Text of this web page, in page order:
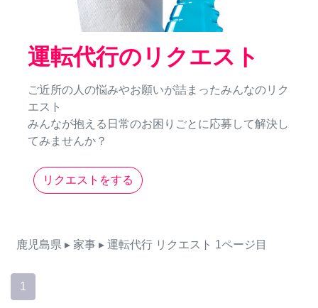
運転代行のリクエスト
ご近所の人の悩みやお願いが詰まったみんなのリク
エスト
みんなが抱える日常のお困りごとに応募して解決し
てみませんか？
リクエストをする
鹿児島県 ▸ 家事 ▸ 運転代行 リクエスト 1ページ目
1